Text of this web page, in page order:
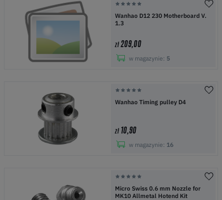
Wanhao D12 230 Motherboard V.
1.3
zł209,00
w magazynie: 5
Wanhao Timing pulley D4
zł10,90
w magazynie: 16
Micro Swiss 0.6 mm Nozzle for
MK10 Allmetal Hotend Kit